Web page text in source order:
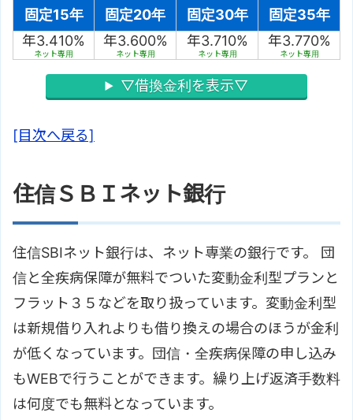
固定15年 固定20年 固定30年
固定35年
年3.410%
ネット専用
年3.600%
ネット専用
年3.710%
ネット専用
年3.770%
ネット専用
▽借換金利を表示▽
[目次へ戻る]
住信ＳＢＩネット銀行
住信SBIネット銀行は、ネット専業の銀行です。 団
信と全疾病保障が無料でついた変動金利型プランと
フラット３５などを取り扱っています。変動金利型
は新規借り入れよりも借り換えの場合のほうが金利
が低くなっています。団信・全疾病保障の申し込み
もWEBで行うことができます。繰り上げ返済手数料
は何度でも無料となっています。